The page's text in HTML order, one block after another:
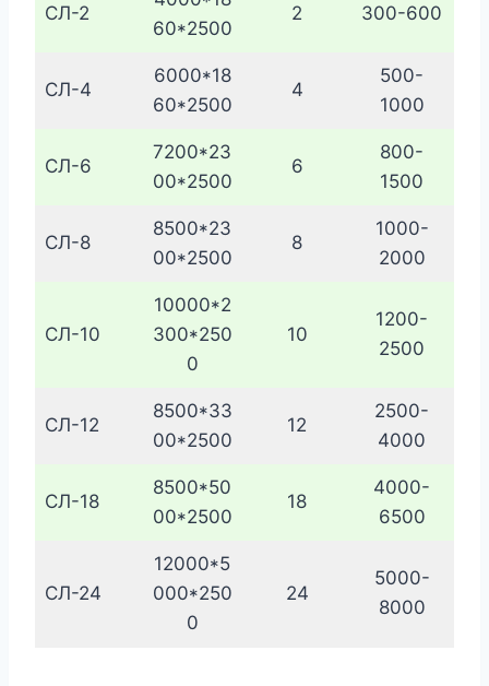
СЛ-2
60*2500
2 300-600
СЛ-4
6000*18
60*2500
4
500-
1000
СЛ-6
7200*23
00*2500
6
800-
1500
СЛ-8
8500*23
00*2500
8
1000-
2000
СЛ-10
10000*2
300*250
0
10
1200-
2500
СЛ-12
8500*33
00*2500
12
2500-
4000
СЛ-18
8500*50
00*2500
18
4000-
6500
СЛ-24
12000*5
000*250
0
24
5000-
8000